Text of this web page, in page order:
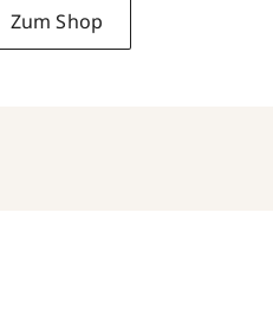
Zum Shop